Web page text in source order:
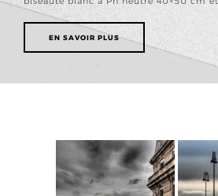
EN SAVOIR PLUS